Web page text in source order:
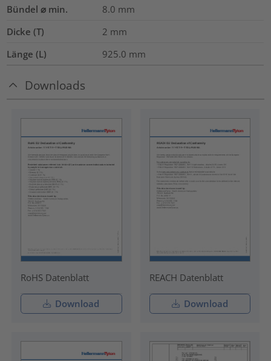
Bündel ⌀ min.
8.0 mm
Dicke (T)
2 mm
Länge (L)
925.0 mm
Downloads
RoHS Datenblatt
Download
REACH Datenblatt
Download